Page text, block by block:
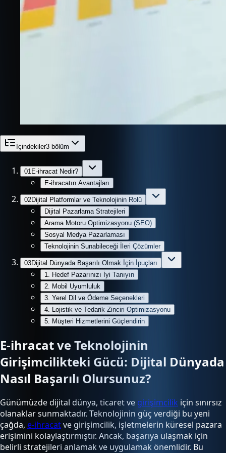
İçindekiler3 bölüm
01 E-ihracat Nedir?
E-ihracatın Avantajları
02Dijital Platformlar ve Teknolojinin Rolü
Dijital Pazarlama Stratejileri
Arama Motoru Optimizasyonu (SEO)
Sosyal Medya Pazarlaması
Teknolojinin Sunabileceği İleri Çözümler
03Dijital Dünyada Başarılı Olmak İçin İpuçları
1. Hedef Pazarınızı İyi Tanıyın
2. Mobil Uyumluluk
3. Yerel Dil ve Ödeme Seçenekleri
4. Lojistik ve Tedarik Zinciri Optimizasyonu
5. Müşteri Hizmetlerini Güçlendirin
E-ihracat ve Teknolojinin
Girişimcilikteki Gücü: Dijital Dünyada
Nasıl Başarılı Olursunuz?
Günümüzde dijital dünya, ticaret ve girişimcilik için sınırsız
olanaklar sunmaktadır. Teknolojinin güç verdiği bu yeni
çağda, e-ihracatve girişimcilik, işletmelerin küresel pazara
erişimini kolaylaştırmıştır. Ancak, başarıya ulaşmak için
belirli stratejileri anlamak ve uygulamak önemlidir. Bu